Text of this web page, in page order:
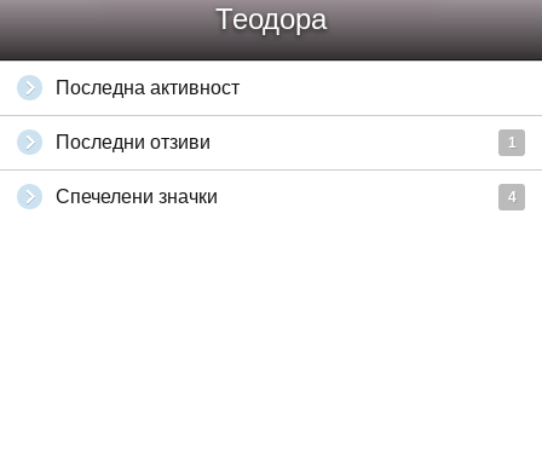
Теодора
Последна активност
Последни отзиви 1
Спечелени значки 4